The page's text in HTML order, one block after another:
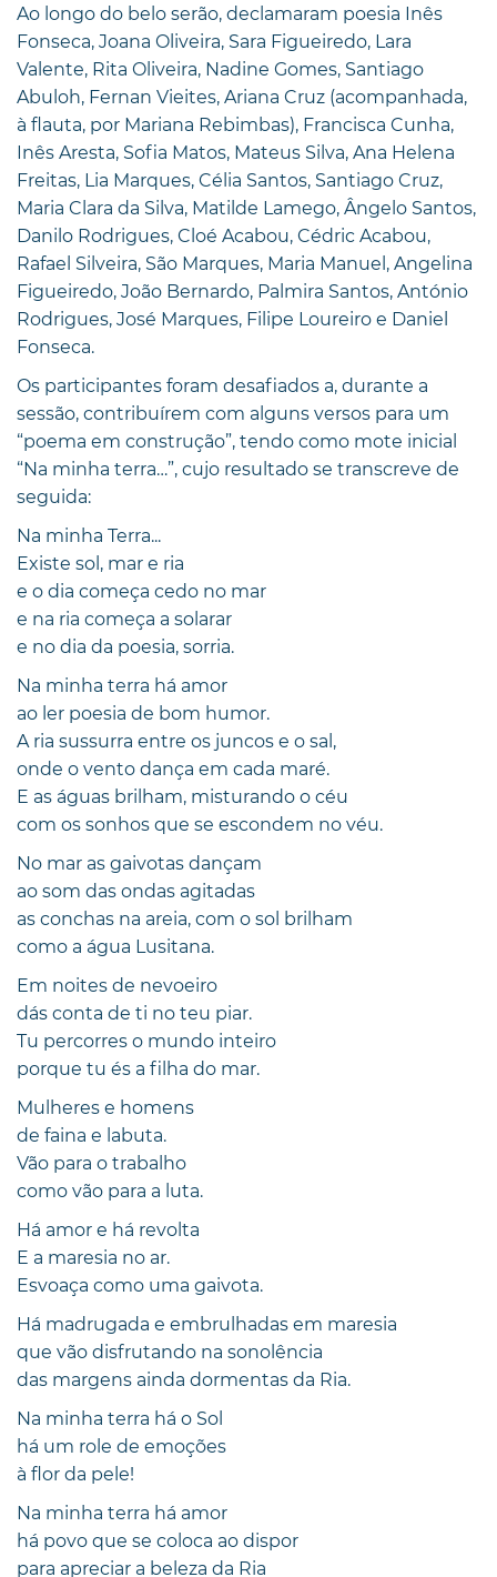
Ao longo do belo serão, declamaram poesia Inês
Fonseca, Joana Oliveira, Sara Figueiredo, Lara
Valente, Rita Oliveira, Nadine Gomes, Santiago
Abuloh, Fernan Vieites, Ariana Cruz (acompanhada,
à flauta, por Mariana Rebimbas), Francisca Cunha,
Inês Aresta, Sofia Matos, Mateus Silva, Ana Helena
Freitas, Lia Marques, Célia Santos, Santiago Cruz,
Maria Clara da Silva, Matilde Lamego, Ângelo Santos,
Danilo Rodrigues, Cloé Acabou, Cédric Acabou,
Rafael Silveira, São Marques, Maria Manuel, Angelina
Figueiredo, João Bernardo, Palmira Santos, António
Rodrigues, José Marques, Filipe Loureiro e Daniel
Fonseca.
Os participantes foram desafiados a, durante a
sessão, contribuírem com alguns versos para um
“poema em construção”, tendo como mote inicial
“Na minha terra…”, cujo resultado se transcreve de
seguida:
Na minha Terra...
Existe sol, mar e ria
e o dia começa cedo no mar
e na ria começa a solarar
e no dia da poesia, sorria.
Na minha terra há amor
ao ler poesia de bom humor.
A ria sussurra entre os juncos e o sal,
onde o vento dança em cada maré.
E as águas brilham, misturando o céu
com os sonhos que se escondem no véu.
No mar as gaivotas dançam
ao som das ondas agitadas
as conchas na areia, com o sol brilham
como a água Lusitana.
Em noites de nevoeiro
dás conta de ti no teu piar.
Tu percorres o mundo inteiro
porque tu és a filha do mar.
Mulheres e homens
de faina e labuta.
Vão para o trabalho
como vão para a luta.
Há amor e há revolta
E a maresia no ar.
Esvoaça como uma gaivota.
Há madrugada e embrulhadas em maresia
que vão disfrutando na sonolência
das margens ainda dormentas da Ria.
Na minha terra há o Sol
há um role de emoções
à flor da pele!
Na minha terra há amor
há povo que se coloca ao dispor
para apreciar a beleza da Ria